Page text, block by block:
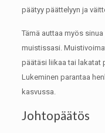
päätyy päättelyyn ja
Tämä auttaa myös
muistissasi.
päätäsi liikaa tai lakatat
Lukeminen parantaa
kasvussa.
Johtopäätös